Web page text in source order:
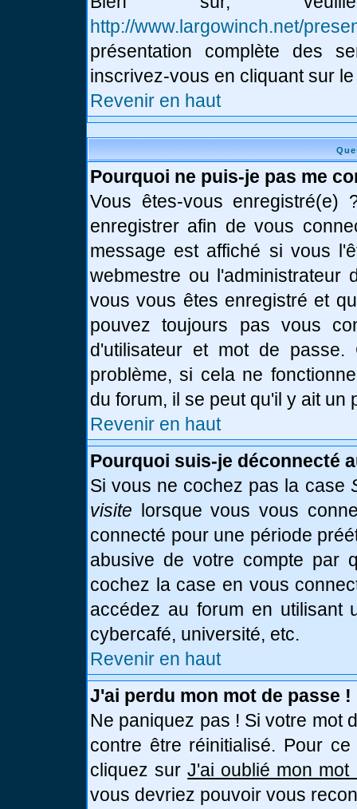
http://www.largowinch.net/
présentation complète des
inscrivez-vous en cliquant sur
Revenir en haut
Pourquoi ne puis-je pas me
Vous êtes-vous enregistré(e)
enregistrer afin de vous
message est affiché si vous
webmestre ou l'administrateur
vous vous êtes enregistré et
pouvez toujours pas vous
d'utilisateur et mot de
problème, si cela ne
du forum, il se peut qu'il y ait un
Revenir en haut
Pourquoi suis-je déconnecté
Si vous ne cochez pas la case
visite lorsque vous vous
connecté pour une période
abusive de votre compte par
cochez la case en vous
accédez au forum en utilisant
cybercafé, université, etc.
Revenir en haut
J'ai perdu mon mot de passe !
Ne paniquez pas ! Si votre mot
contre être réinitialisé. Pour
cliquez surJ'ai oublié mon mot
vous devriez pouvoir vous